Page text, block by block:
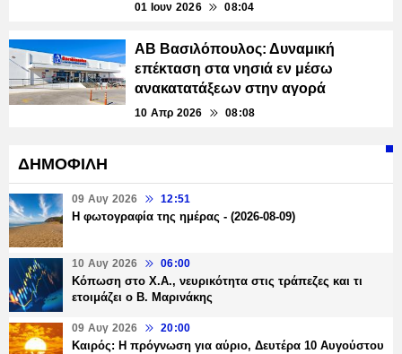
01 Ιουν 2026 08:04
ΑΒ Βασιλόπουλος: Δυναμική
επέκταση στα νησιά εν μέσω
ανακατατάξεων στην αγορά
10 Απρ 2026 08:08
ΔΗΜΟΦΙΛΗ
09 Αυγ 2026 12:51
Η φωτογραφία της ημέρας - (2026-08-09)
10 Αυγ 2026 06:00
Κόπωση στο Χ.Α., νευρικότητα στις τράπεζες και τι
ετοιμάζει ο Β. Μαρινάκης
09 Αυγ 2026 20:00
Καιρός: Η πρόγνωση για αύριο, Δευτέρα 10 Αυγούστου